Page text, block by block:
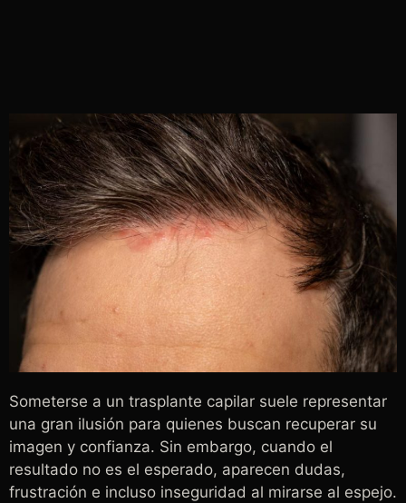
Someterse a un trasplante capilar suele representar
una gran ilusión para quienes buscan recuperar su
imagen y confianza. Sin embargo, cuando el
resultado no es el esperado, aparecen dudas,
frustración e incluso inseguridad al mirarse al espejo.